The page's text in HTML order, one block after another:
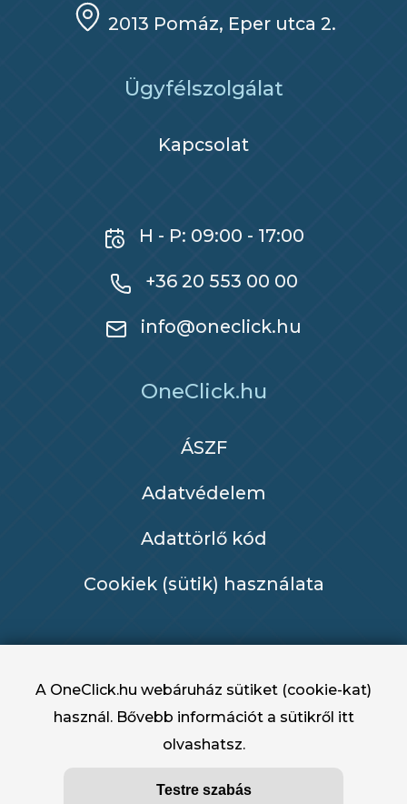
2013 Pomáz, Eper utca 2.
Ügyfélszolgálat
Kapcsolat
H - P: 09:00 - 17:00
+36 20 553 00 00
info@oneclick.hu
OneClick.hu
ÁSZF
Adatvédelem
Adattörlő kód
Cookiek (sütik) használata
OneClick.hu - OneClick Hungary Kft. 2022 -
A OneClick.hu webáruház sütiket (cookie-kat)
használ. Bővebb információt a sütikről itt
olvashatsz.
Testre szabás